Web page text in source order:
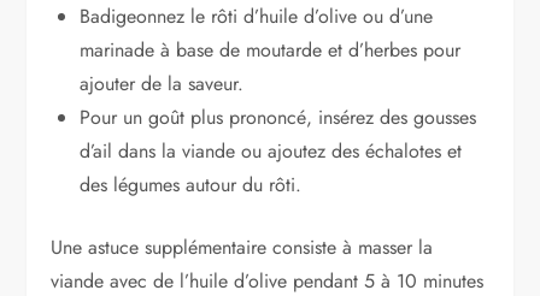
Badigeonnez le rôti d’huile d’olive ou d’une
marinade à base de moutarde et d’herbes pour
ajouter de la saveur.
Pour un goût plus prononcé, insérez des gousses
d’ail dans la viande ou ajoutez des échalotes et
des légumes autour du rôti.
Une astuce supplémentaire consiste à masser la
viande avec de l’huile d’olive pendant 5 à 10 minutes